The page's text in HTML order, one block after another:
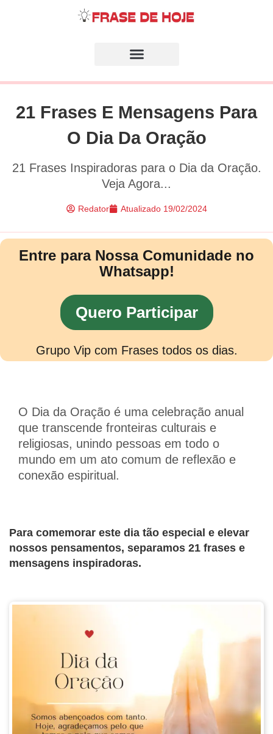
21 Frases E Mensagens Para
O Dia Da Oração
21 Frases Inspiradoras para o Dia da Oração.
Veja Agora...
Redator Atualizado 19/02/2024
Entre para Nossa Comunidade no
Whatsapp!
Quero Participar
Grupo Vip com Frases todos os dias.
O Dia da Oração é uma celebração anual
que transcende fronteiras culturais e
religiosas, unindo pessoas em todo o
mundo em um ato comum de reflexão e
conexão espiritual.
Para comemorar este dia tão especial e elevar
nossos pensamentos, separamos 21 frases e
mensagens inspiradoras.